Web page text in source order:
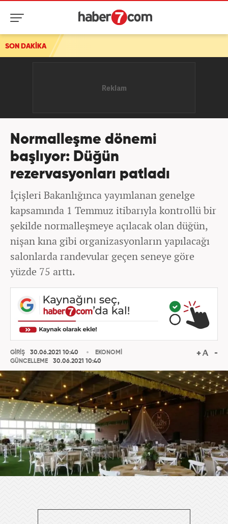
SON DAKİKA
Normalleşme dönemi
başlıyor: Düğün
rezervasyonları patladı
İçişleri Bakanlığınca yayımlanan genelge
kapsamında 1 Temmuz itibarıyla kontrollü bir
şekilde normalleşmeye açılacak olan düğün,
nişan kına gibi organizasyonların yapılacağı
salonlarda randevular geçen seneye göre
yüzde 75 arttı.
GİRİŞ
30.06.2021 10:40
GÜNCELLEME
30.06.2021 10:40
EKONOMİ